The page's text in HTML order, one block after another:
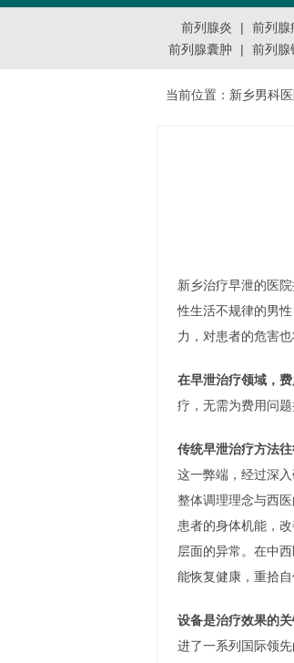
前列腺炎 |
前列腺
前列腺囊肿
| 前列腺
当前位置： 新乡男科
新乡治疗早泄的医
性生活不规律的男
力，对患者的危害
在早泄治疗领域，
疗，无需为费用问
传统早泄治疗方法
这一弊端，经过深
整体调理理念与西
患者的身体机能，
层面的异常。在中
能恢复健康，重拾自
设备是治疗效果的关
进了一系列国际领